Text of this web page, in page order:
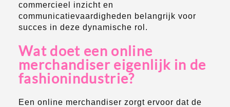
commercieel inzicht en
communicatievaardigheden belangrijk voor
succes in deze dynamische rol.
Wat doet een online
merchandiser eigenlijk in de
fashionindustrie?
Een online merchandiser zorgt ervoor dat de